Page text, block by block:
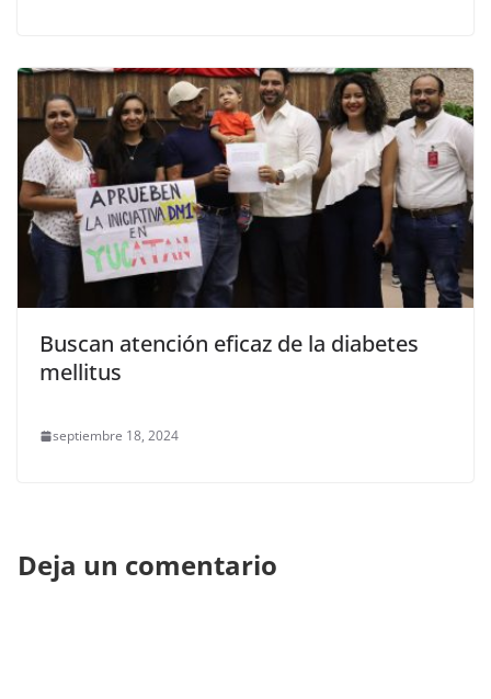
Buscan atención eficaz de la diabetes
mellitus
septiembre 18, 2024
Deja un comentario